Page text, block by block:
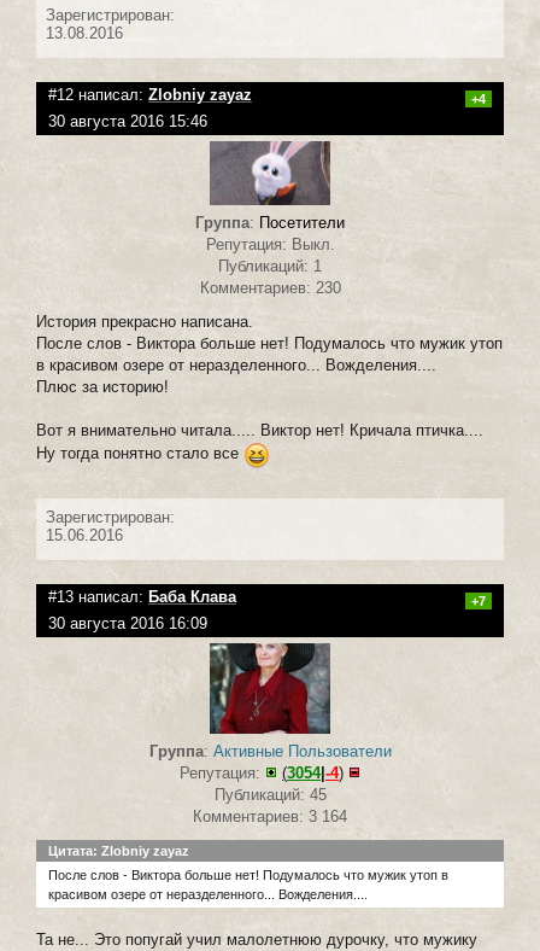
Зарегистрирован:
13.08.2016
#12 написал: Zlobniy zayaz +4
30 августа 2016 15:46
Группа: Посетители
Репутация: Выкл.
Публикаций: 1
Комментариев: 230
История прекрасно написана.
После слов - Виктора больше нет! Подумалось что мужик утоп
в красивом озере от неразделенного... Вожделения....
Плюс за историю!
Вот я внимательно читала..... Виктор нет! Кричала птичка....
Ну тогда понятно стало все
Зарегистрирован:
15.06.2016
#13 написал: Баба Клава +7
30 августа 2016 16:09
Группа: Активные Пользователи
Репутация:
(3054| -4)
Публикаций: 45
Комментариев: 3 164
Цитата: Zlobniy zayaz
После слов - Виктора больше нет! Подумалось что мужик утоп в
красивом озере от неразделенного... Вожделения....
Та не... Это попугай учил малолетнюю дурочку, что мужику